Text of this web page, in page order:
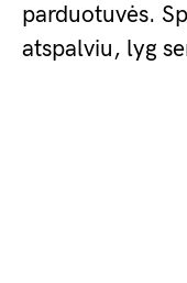
parduotuvės.
atspalviu, lyg